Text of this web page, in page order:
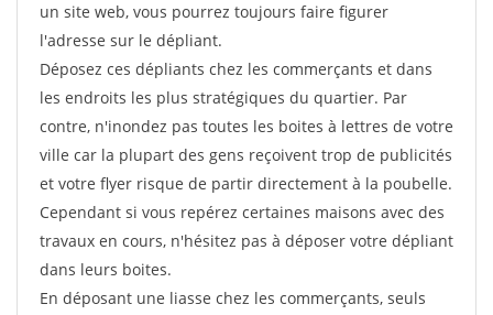
un site web, vous pourrez toujours faire figurer
l'adresse sur le dépliant.
Déposez ces dépliants chez les commerçants et dans
les endroits les plus stratégiques du quartier. Par
contre, n'inondez pas toutes les boites à lettres de votre
ville car la plupart des gens reçoivent trop de publicités
et votre flyer risque de partir directement à la poubelle.
Cependant si vous repérez certaines maisons avec des
travaux en cours, n'hésitez pas à déposer votre dépliant
dans leurs boites.
En déposant une liasse chez les commerçants, seuls